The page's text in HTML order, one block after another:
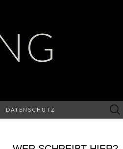
DATENSCHUTZ
Suchen
nach: